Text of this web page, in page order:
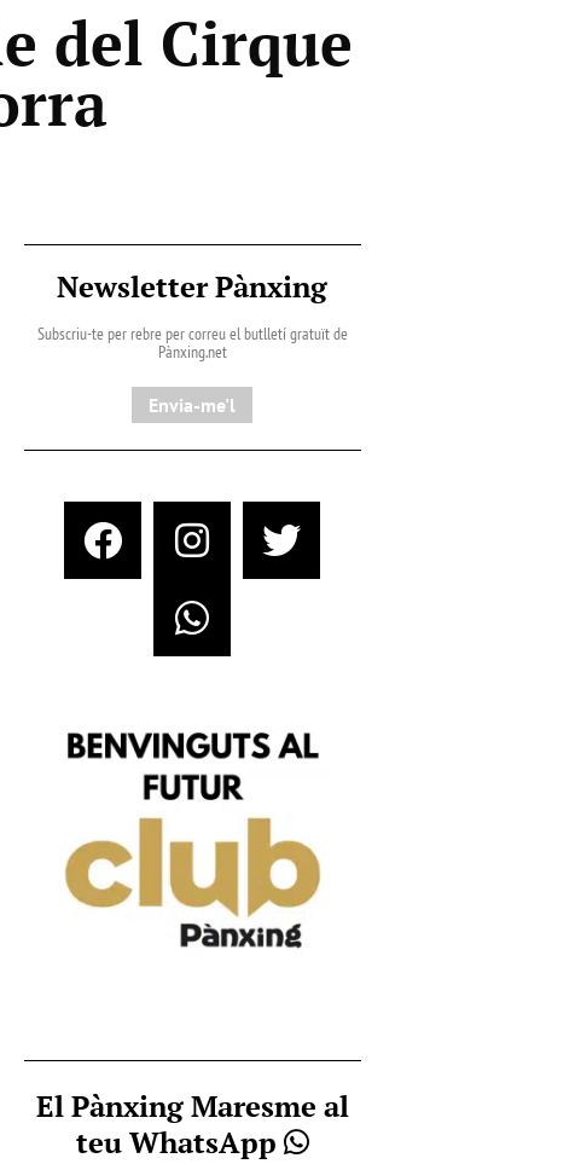
del Cirque
Newsletter Pànxing
Subscriu-te per rebre per correu el butlletí gratuït de
Pànxing.net​
Envia-me'l
El Pànxing Maresme al
teu WhatsApp